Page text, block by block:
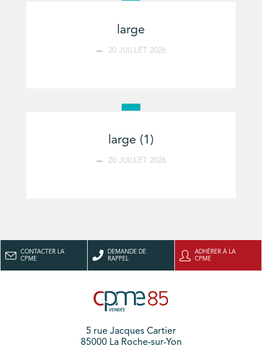
large
20 JUILLET 2026
large (1)
20 JUILLET 2026
CONTACTER LA
CPME
DEMANDE DE
RAPPEL
ADHÉRER À LA
CPME
5 rue Jacques Cartier
85000 La Roche-sur-Yon